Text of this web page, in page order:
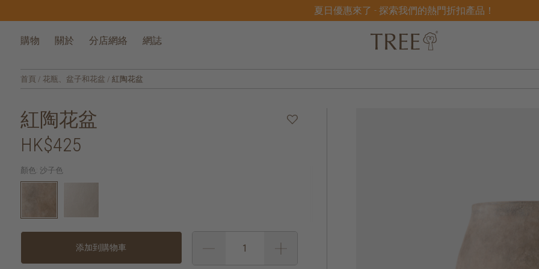
夏日優惠來了 - 探索我們的熱門折扣產品！
購物 關於 分店網絡 網誌
首頁 / 花瓶、盆子和花盆 / 紅陶花盆
紅陶花盆
HK$425
顏色: 沙子色
添加到購物車